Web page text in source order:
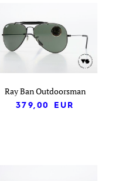
Ray Ban Outdoorsman
379,00
EUR